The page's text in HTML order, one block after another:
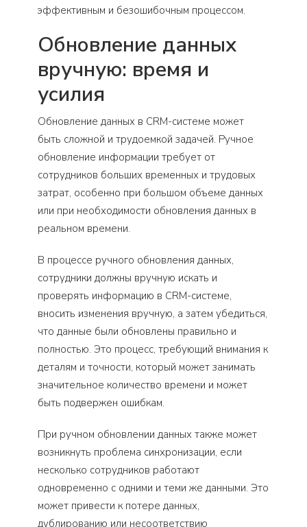
эффективным и безошибочным процессом.
Обновление данных
вручную: время и
усилия
Обновление данных в CRM-системе может
быть сложной и трудоемкой задачей. Ручное
обновление информации требует от
сотрудников больших временных и трудовых
затрат, особенно при большом объеме данных
или при необходимости обновления данных в
реальном времени.
В процессе ручного обновления данных,
сотрудники должны вручную искать и
проверять информацию в CRM-системе,
вносить изменения вручную, а затем убедиться,
что данные были обновлены правильно и
полностью. Это процесс, требующий внимания к
деталям и точности, который может занимать
значительное количество времени и может
быть подвержен ошибкам.
При ручном обновлении данных также может
возникнуть проблема синхронизации, если
несколько сотрудников работают
одновременно с одними и теми же данными. Это
может привести к потере данных,
дублированию или несоответствию